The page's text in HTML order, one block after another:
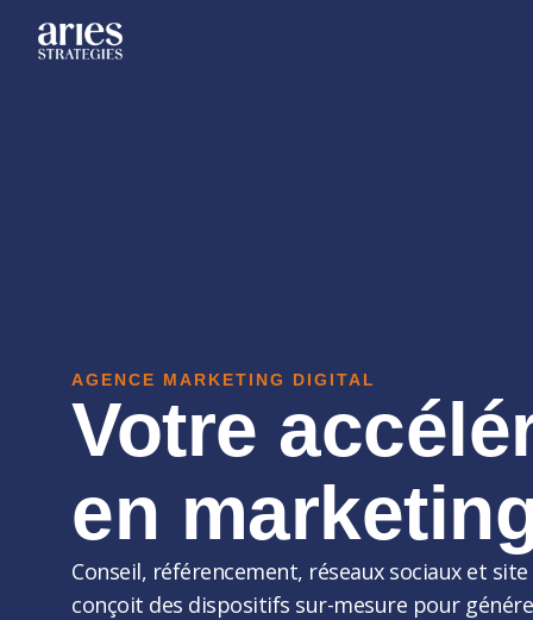
AGENCE MARKETING DIGITAL
Votre
en
Conseil, référencement, réseaux sociaux et
conçoit des dispositifs sur-mesure pour